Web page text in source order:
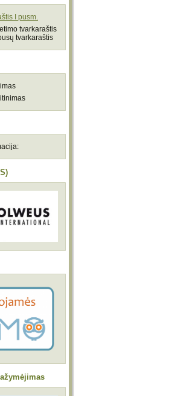
I pusm.
tvarkaraštis
tvarkaraštis